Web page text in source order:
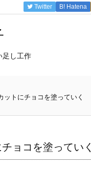
Twitter B! Hatena
足し工作
ットにチョコを塗っていく
ョコを塗っていく